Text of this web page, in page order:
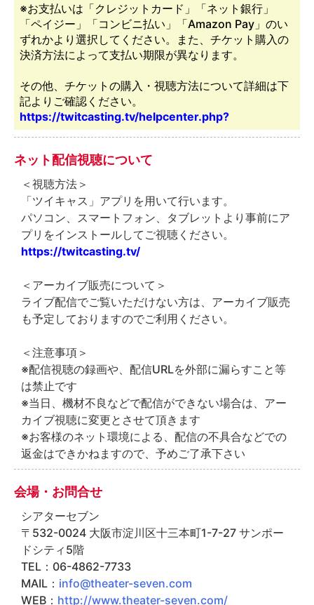
※お支払いは「クレジットカード」「ネット銀行」
「ペイジー」「コンビニ払い」「Amazon Pay」のい
ずれかより選択してください。また、チケット購入の
決済方法によって支払い期限が異なります。
その他、チケットの購入・視聴方法について詳細は下
記よりご確認ください。
https://twitcasting.tv/helpcenter.php?
ネット配信視聴について
＜視聴方法＞
「ツイキャス」アプリを用いて行います。
パソコン、スマートフォン、タブレットより事前にア
プリをインストールしてご視聴ください。
https://twitcasting.tv/
＜アーカイブ販売について＞
ライブ配信でご覧いただけない方は、アーカイブ販売
も予定しておりますのでご利用ください。
＜注意事項＞
※配信視聴の録画や、配信URLを外部に漏らすこと等
は禁止です
※当日、機材不良などで配信ができない場合は、アー
カイブ視聴に変更とさせて頂きます
※お客様のネット環境による、配信の不具合などでの
返金はできかねますので、予めご了承下さい
会場・お問合せ
シアターセブン
〒532-0024 大阪市淀川区十三本町1-7-27 サンポー
ドシティ5階
TEL：06-4862-7733
MAIL： info@theater-seven.com
WEB： http://www.theater-seven.com/